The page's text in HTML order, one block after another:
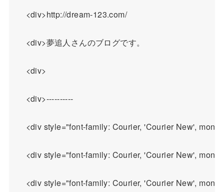
    <div>http://dream-123.com/
    <div>夢追人さんのブログです。
    <div>
    <div>----------
<div style="font-family: Courier, 'Courier New',
<div style="font-family: Courier, 'Courier New',
<div style="font-family: Courier, 'Courier New',